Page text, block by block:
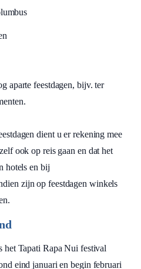
aparte feestdagen, bijv. ter
dient u er rekening mee
ook op reis gaan en dat het
hotels en bij
zijn op feestdagen winkels
het Tapati Rapa Nui festival
eind januari en begin februari